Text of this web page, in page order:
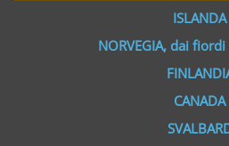
ISLANDA
NORVEGIA, dai
CANADA